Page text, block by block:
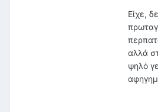
Είχε,
αλλά
ψηλό